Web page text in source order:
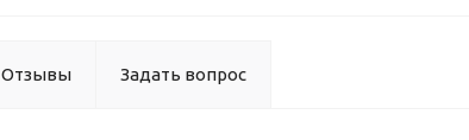
Отзывы Задать вопрос